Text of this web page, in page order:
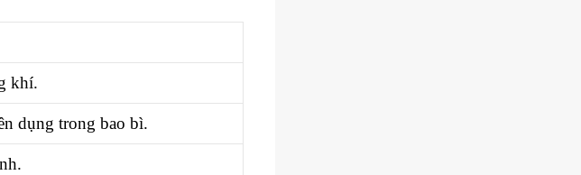
khí.
dụng trong bao bì.